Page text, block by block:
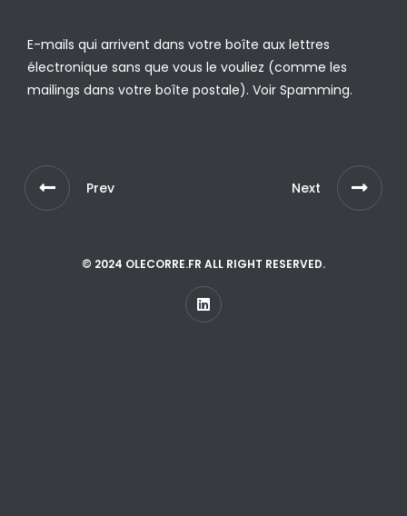
E-mails qui arrivent dans votre boîte aux lettres
électronique sans que vous le vouliez (comme les
mailings dans votre boîte postale). Voir Spamming.
Prev Next
© 2024 OLECORRE.FR ALL RIGHT RESERVED.